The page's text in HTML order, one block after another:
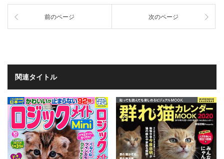
前のページ 次のページ
関連タイトル